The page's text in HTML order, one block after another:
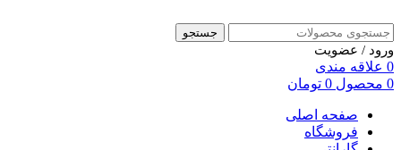
جستجو
ورود / عضویت
0 علاقه مندی
0 محصول 0 تومان
صفحه اصلی
فروشگاه